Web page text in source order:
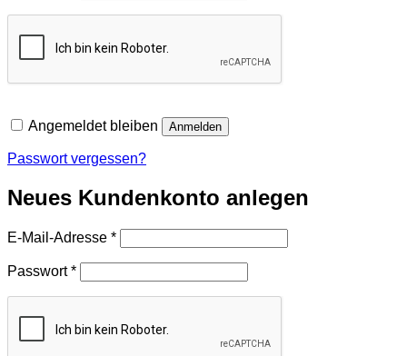
Angemeldet bleiben Anmelden
Passwort vergessen?
Neues Kundenkonto anlegen
E-Mail-Adresse *Erforderlich
Passwort*Erforderlich